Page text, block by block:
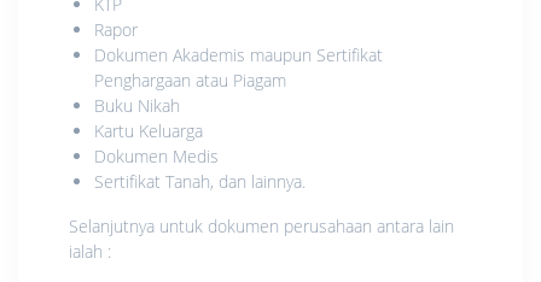
Rapor
Dokumen Akademis maupun Sertifikat
Penghargaan atau Piagam
Buku Nikah
Kartu Keluarga
Dokumen Medis
Sertifikat Tanah, dan lainnya.
Selanjutnya untuk dokumen perusahaan antara lain
ialah :